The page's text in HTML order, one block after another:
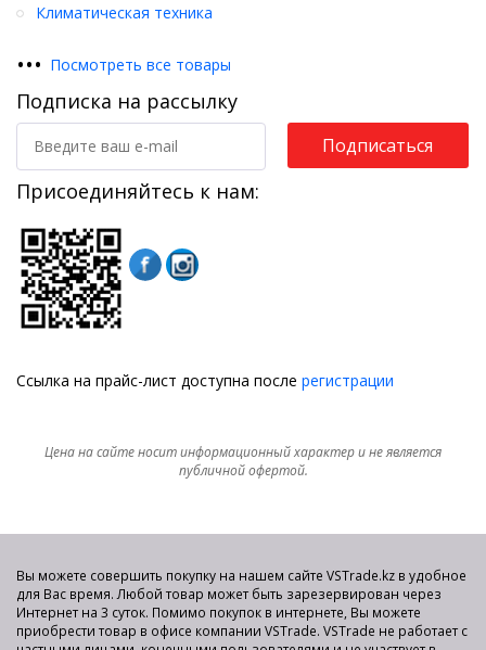
Климатическая техника
••• Посмотреть все товары
Подписка на рассылку
Подписаться
Присоединяйтесь к нам:
Ссылка на прайс-лист доступна после регистрации
Цена на сайте носит информационный характер и не является
публичной офертой.
Вы можете совершить покупку на нашем сайте VSTrade.kz в удобное
для Вас время. Любой товар может быть зарезервирован через
Интернет на 3 суток. Помимо покупок в интернете, Вы можете
приобрести товар в офисе компании VSTrade. VSTrade не работает с